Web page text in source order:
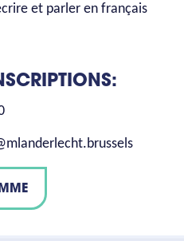
et parler en français